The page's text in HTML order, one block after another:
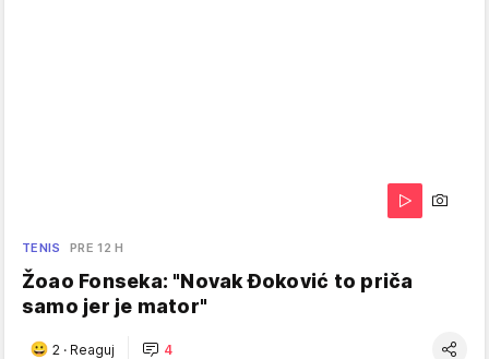
TENIS PRE 12 H
Žoao Fonseka: "Novak Đoković to priča
samo jer je mator"
2 · Reaguj 4